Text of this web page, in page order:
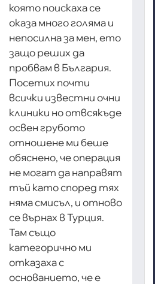
която поискаха се
оказа много голяма и
непосилна за мен, ето
защо реших да
пробвам в България.
Посетих почти
всички известни очни
клиники но отвсякъде
освен грубото
отношене ми беше
обяснено, че операция
не могат да направят
тъй като според тях
няма смисъл, и отново
се върнах в Турция.
Там също
категорично ми
отказаха с
основанието, че е